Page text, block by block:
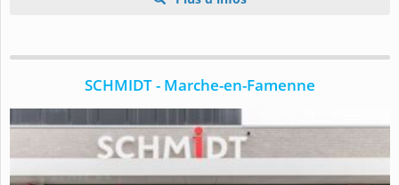
SCHMIDT - Marche-en-Famenne